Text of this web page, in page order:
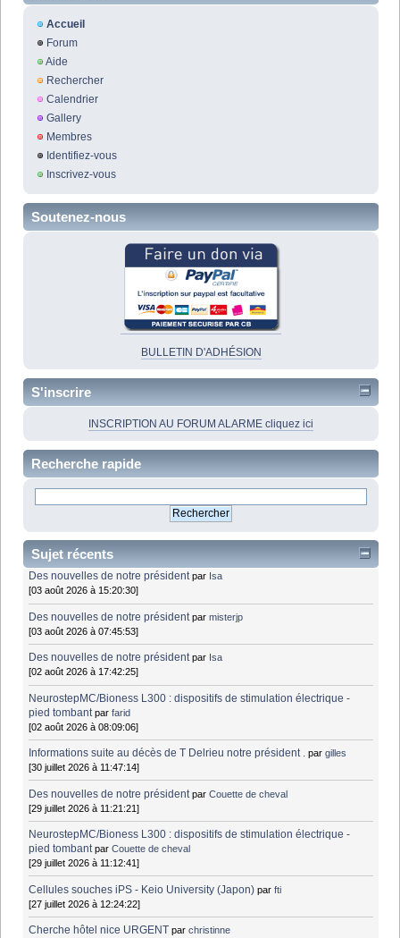
Accueil
Forum
Aide
Rechercher
Calendrier
Gallery
Membres
Identifiez-vous
Inscrivez-vous
Soutenez-nous
BULLETIN D'ADHÉSION
S'inscrire
INSCRIPTION AU FORUM ALARME cliquez ici
Recherche rapide
Sujet récents
Des nouvelles de notre président par Isa
[03 août 2026 à 15:20:30]
Des nouvelles de notre président parmisterjp
[03 août 2026 à 07:45:53]
Des nouvelles de notre président par Isa
[02 août 2026 à 17:42:25]
NeurostepMC/Bioness L300 : dispositifs de stimulation électrique -
pied tombant parfarid
[02 août 2026 à 08:09:06]
Informations suite au décès de T Delrieu notre président . pargilles
[30 juillet 2026 à 11:47:14]
Des nouvelles de notre président parCouette de cheval
[29 juillet 2026 à 11:21:21]
NeurostepMC/Bioness L300 : dispositifs de stimulation électrique -
pied tombant parCouette de cheval
[29 juillet 2026 à 11:12:41]
Cellules souches iPS - Keio University (Japon) parfti
[27 juillet 2026 à 12:24:22]
Cherche hôtel nice URGENT parchristinne